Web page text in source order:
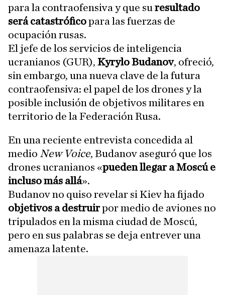
para la contraofensiva y que su resultado
será catastróficopara las fuerzas de
ocupación rusas.
El jefe de los servicios de inteligencia
ucranianos (GUR), Kyrylo Budanov, ofreció,
sin embargo, una nueva clave de la futura
contraofensiva: el papel de los drones y la
posible inclusión de objetivos militares en
territorio de la Federación Rusa.
En una reciente entrevista concedida al
medio New Voice, Budanov aseguró que los
drones ucranianos «pueden llegar a Moscú e
incluso más allá».
Budanov no quiso revelar si Kiev ha fijado
objetivos a destruirpor medio de aviones no
tripulados en la misma ciudad de Moscú,
pero en sus palabras se deja entrever una
amenaza latente.